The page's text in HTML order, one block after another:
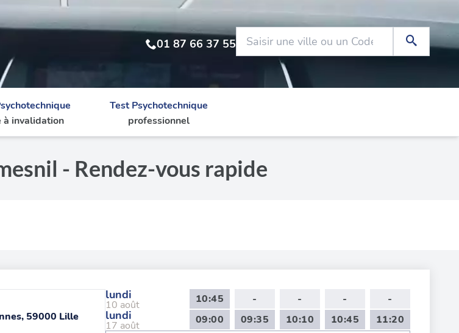
01 87 66 37 55
à invalidation
Test Psychotechnique
professionnel
- Rendez-vous rapide
59000 Lille
lundi
10 août 10:45 - - - -
lundi
17 août 09:00 09:35 10:10 10:45
11:20